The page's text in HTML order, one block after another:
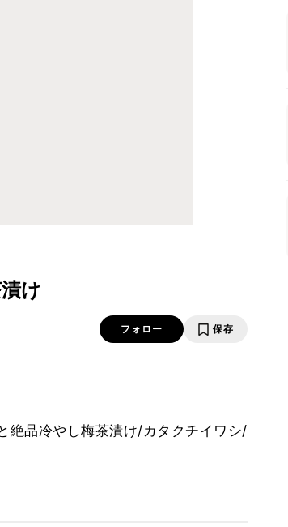
け
フォロー 保存
絶品冷やし梅茶漬け/カタクチイワシ/